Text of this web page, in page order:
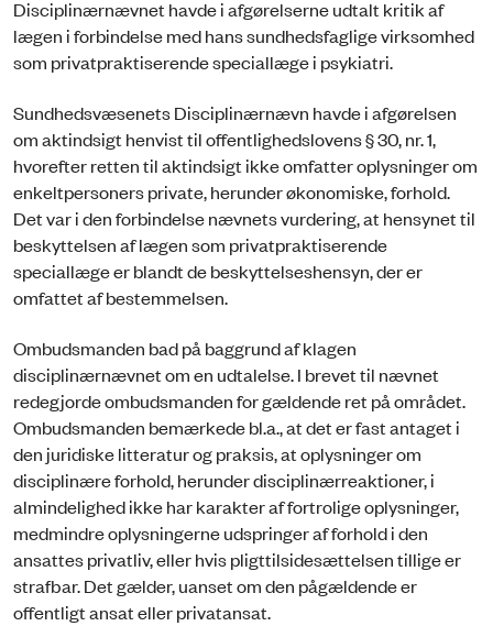
Disciplinærnævnet havde i afgørelserne udtalt kritik af
lægen i forbindelse med hans sundhedsfaglige virksomhed
som privatpraktiserende speciallæge i psykiatri.
Sundhedsvæsenets Disciplinærnævn havde i afgørelsen
om aktindsigt henvist til offentlighedslovens § 30, nr. 1,
hvorefter retten til aktindsigt ikke omfatter oplysninger om
enkeltpersoners private, herunder økonomiske, forhold.
Det var i den forbindelse nævnets vurdering, at hensynet til
beskyttelsen af lægen som privatpraktiserende
speciallæge er blandt de beskyttelseshensyn, der er
omfattet af bestemmelsen.
Ombudsmanden bad på baggrund af klagen
disciplinærnævnet om en udtalelse. I brevet til nævnet
redegjorde ombudsmanden for gældende ret på området.
Ombudsmanden bemærkede bl.a., at det er fast antaget i
den juridiske litteratur og praksis, at oplysninger om
disciplinære forhold, herunder disciplinærreaktioner, i
almindelighed ikke har karakter af fortrolige oplysninger,
medmindre oplysningerne udspringer af forhold i den
ansattes privatliv, eller hvis pligttilsidesættelsen tillige er
strafbar. Det gælder, uanset om den pågældende er
offentligt ansat eller privatansat.